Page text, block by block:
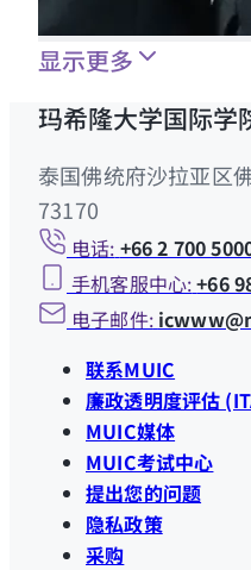
显示更多
玛希隆大学国际学
泰国佛统府沙拉亚区
73170
电话: +66 2 700
手机客服中心:+66
电子邮件:
联系MUIC
廉政透明度评估
MUIC媒体
MUIC考试中心
提出您的问题
隐私政策
采购